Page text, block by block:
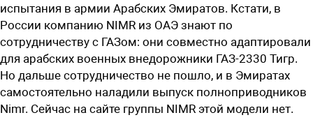
испытания в армии Арабских Эмиратов. Кстати, в
России компанию NIMR из ОАЭ знают по
сотрудничеству с ГАЗом: они совместно адаптировали
для арабских военных внедорожники ГАЗ-2330 Тигр.
Но дальше сотрудничество не пошло, и в Эмиратах
самостоятельно наладили выпуск полноприводников
Nimr. Сейчас на сайте группы NIMR этой модели нет.